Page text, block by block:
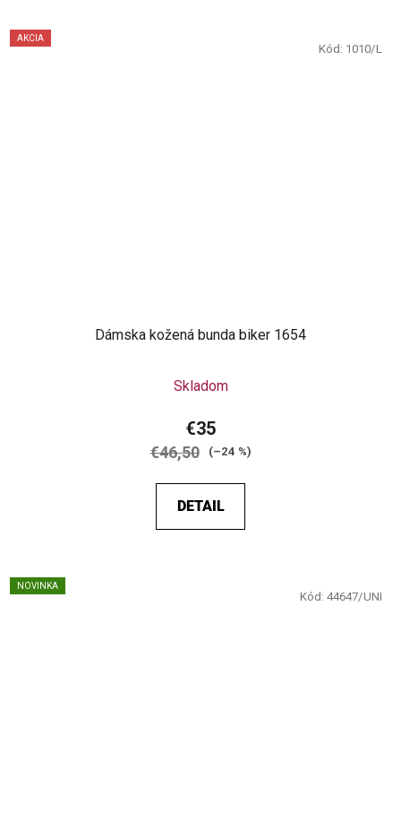
AKCIA
Dámska kožená bunda biker 1654
Skladom
€35
€46,50 (–24 %)
DETAIL
Kód: 1010/L
NOVINKA
Kód: 44647/UNI